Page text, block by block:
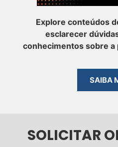
Explore conteúdos
esclarecer
conhecimentos sobre a
SAIBA
SOLICITAR